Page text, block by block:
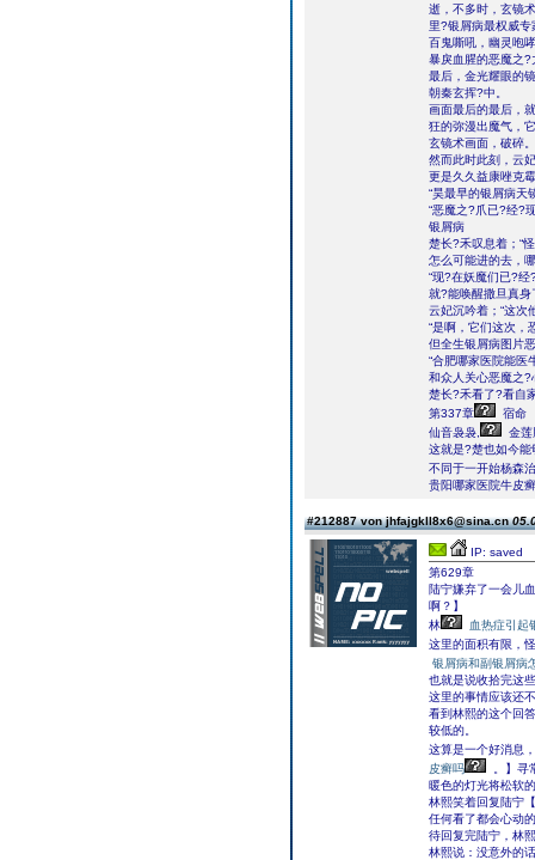
逝，不多时，玄镜
里?银屑病最权威
百鬼嘶吼，幽灵咆
暴戾血腥的恶魔之
最后，金光耀眼的
朝秦玄挥?中。
画面最后的最后，
狂的弥漫出魔气，
玄镜术画面，破碎。
然而此时此刻，云
更是久久益康唑克
“昊最早的银屑病天
“恶魔之?爪已?经?
银屑病
楚长?禾叹息着；“
怎么可能进的去，
“现?在妖魔们已?
就?能唤醒撒旦真
云妃沉吟着；“这次
“是啊，它们这次，
但全生银屑病图片
“合肥哪家医院能医
和众人关心恶魔之
楚长?禾看了?看自
第337章
宿命
仙音袅袅,
金莲
这就是?楚也如今能
不同于一开始杨森
贵阳哪家医院牛皮
#212887 von jhfajgkll8x6@sina.cn
IP: saved
第629章
陆宁嫌弃了一会儿
啊？】
林
血热症引起
这里的面积有限，
银屑病和副银屑病
也就是说收拾完这
这里的事情应该还
看到林熙的这个回
较低的。
这算是一个好消息
皮癣吗
。】寻
暖色的灯光将松软
林熙笑着回复陆宁
任何看了都会心动
待回复完陆宁，林
林熙说：没意外的